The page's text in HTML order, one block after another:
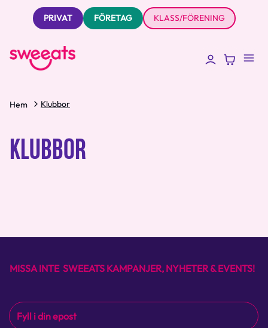
PRIVAT FÖRETAG KLASS/FÖRENING
Hem Klubbor
KLUBBOR
MISSA INTE SWEEATS KAMPANJER, NYHETER & EVENTS!